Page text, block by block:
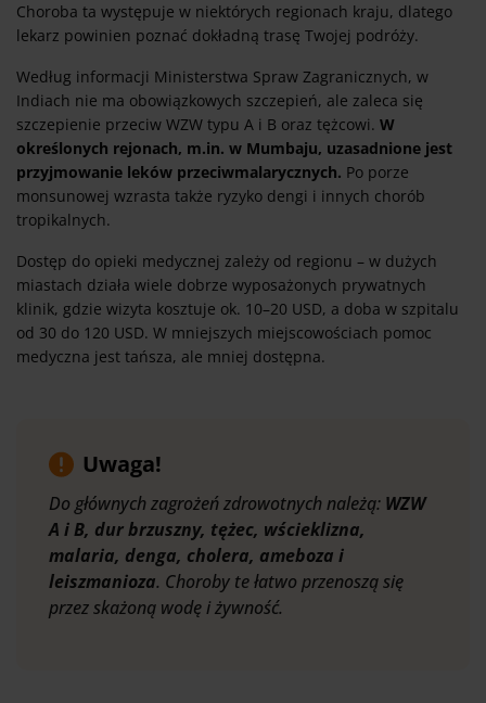
Choroba ta występuje w niektórych regionach kraju, dlatego
lekarz powinien poznać dokładną trasę Twojej podróży.
Według informacji Ministerstwa Spraw Zagranicznych, w
Indiach nie ma obowiązkowych szczepień, ale zaleca się
szczepienie przeciw WZW typu A i B oraz tężcowi. W
określonych rejonach, m.in. w Mumbaju, uzasadnione jest
przyjmowanie leków przeciwmalarycznych. Po porze
monsunowej wzrasta także ryzyko dengi i innych chorób
tropikalnych.
Dostęp do opieki medycznej zależy od regionu – w dużych
miastach działa wiele dobrze wyposażonych prywatnych
klinik, gdzie wizyta kosztuje ok. 10–20 USD, a doba w szpitalu
od 30 do 120 USD. W mniejszych miejscowościach pomoc
medyczna jest tańsza, ale mniej dostępna.
Uwaga!
Do głównych zagrożeń zdrowotnych należą: WZW
A i B, dur brzuszny, tężec, wścieklizna,
malaria, denga, cholera, ameboza i
leiszmanioza. Choroby te łatwo przenoszą się
przez skażoną wodę i żywność.